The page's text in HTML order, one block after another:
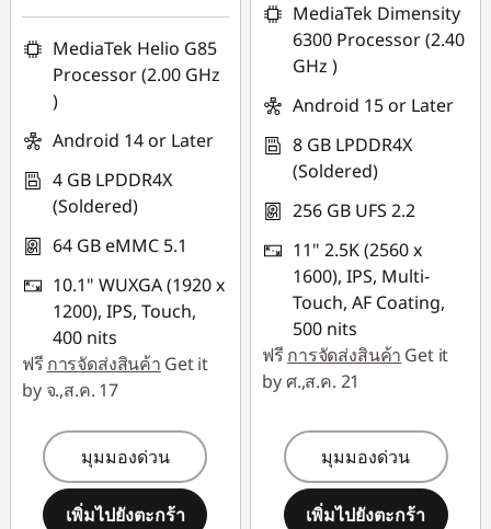
ด
MediaTek Helio G85
Processor (2.00 GHz
)
Android 14 or Later
4 GB LPDDR4X
(Soldered)
64 GB eMMC 5.1
10.1" WUXGA (1920 x
1200), IPS, Touch,
400 nits
ฟรี การจัดส่งสินค้า Get it
by จ.,ส.ค. 17
มุมมองด่วน
เพิ่มไปยังตะกร้า
MediaTek Dimensity
6300 Processor (2.40
GHz )
Android 15 or Later
8 GB LPDDR4X
(Soldered)
256 GB UFS 2.2
11" 2.5K (2560 x
1600), IPS, Multi-
Touch, AF Coating,
500 nits
ฟรี การจัดส่งสินค้า Get it
by ศ.,ส.ค. 21
มุมมองด่วน
เพิ่มไปยังตะกร้า